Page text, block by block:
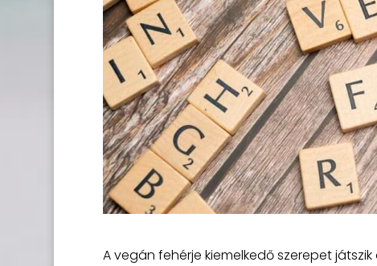
A vegán fehérje kiemelkedő szerepet